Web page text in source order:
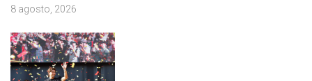
8 agosto, 2026